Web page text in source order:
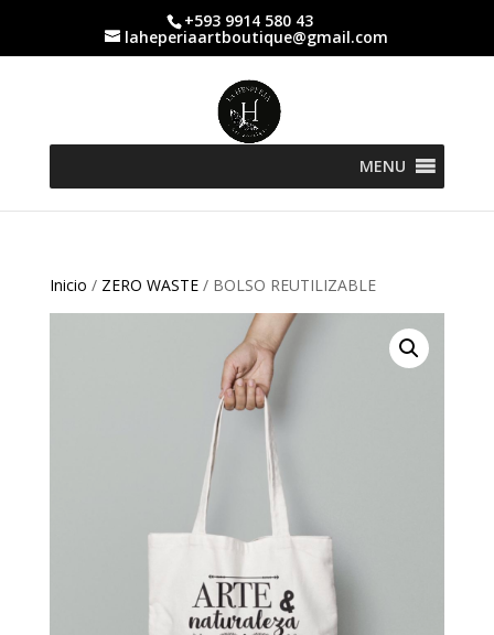
+593 9914 580 43
laheperiaartboutique@gmail.com
MENU
Inicio / ZERO WASTE/ BOLSO REUTILIZABLE